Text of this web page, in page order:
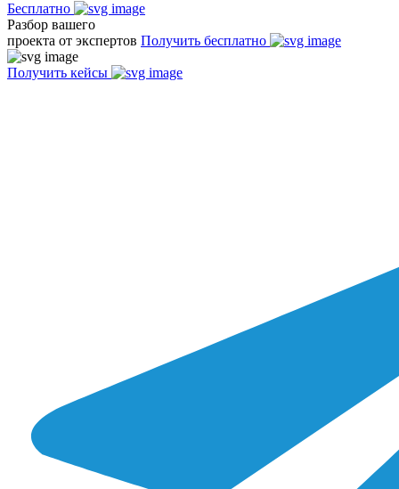
Бесплатно
Разбор вашего
проекта от экспертов Получить бесплатно
Получить кейсы